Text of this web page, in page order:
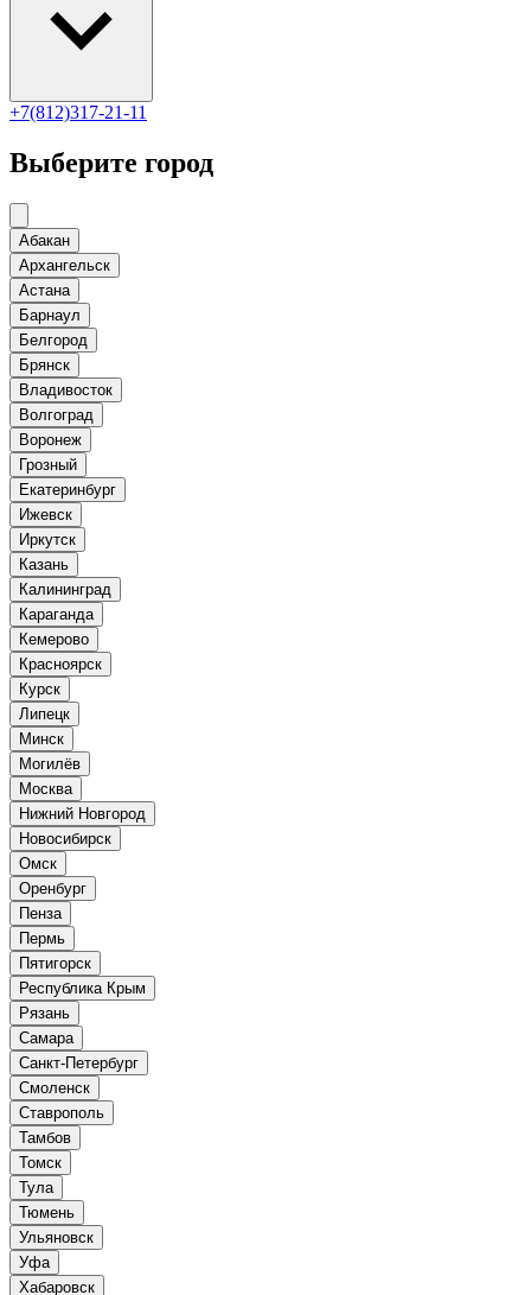
+7(812)317-21-11
Выберите город
Абакан
Архангельск
Астана
Барнаул
Белгород
Брянск
Владивосток
Волгоград
Воронеж
Грозный
Екатеринбург
Ижевск
Иркутск
Казань
Калининград
Караганда
Кемерово
Красноярск
Курск
Липецк
Минск
Могилёв
Москва
Нижний Новгород
Новосибирск
Омск
Оренбург
Пенза
Пермь
Пятигорск
Республика Крым
Рязань
Самара
Санкт-Петербург
Смоленск
Ставрополь
Тамбов
Томск
Тула
Тюмень
Ульяновск
Уфа
Хабаровск